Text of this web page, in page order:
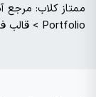
ممتاز کلاب: مرجع
Portfolio
> قالب